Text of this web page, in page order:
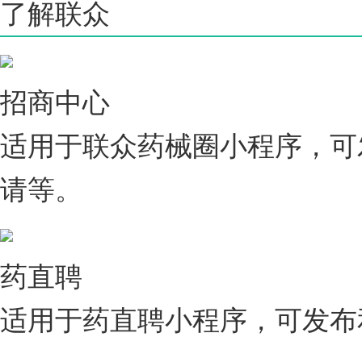
了解联众
招商中心
适用于联众药械圈小程序，
请等。
药直聘
适用于药直聘小程序，可发